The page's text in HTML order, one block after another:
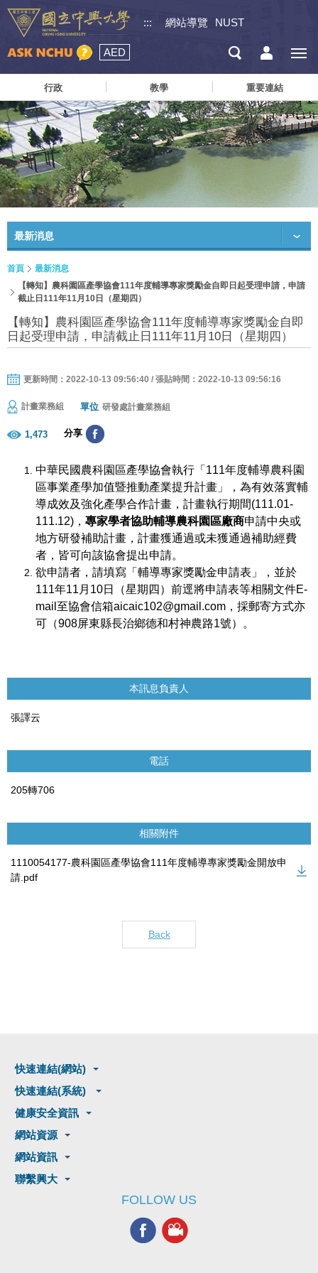
::: 網站導覽 NUST
AED
行政 教學 重要連結
最新消息
首頁
最新消息
【轉知】農科園區產學協會111年度輔導專家獎勵金自即日起受理申請，申請
截止日111年11月10日（星期四）
【轉知】農科園區產學協會111年度輔導專家獎勵金自即
日起受理申請，申請截止日111年11月10日（星期四）
更新時間：2022-10-13 09:56:40 / 張貼時間：2022-10-13 09:56:16
計畫業務組 單位 研發處計畫業務組
1,473 分享
中華民國農科園區產學協會執行「111年度輔導農科園
區事業產學加值暨推動產業提升計畫」，為有效落實輔
導成效及強化產學合作計畫，計畫執行期間(111.01-
111.12)， 專家學者協助輔導農科園區廠商申請中央或
地方研發補助計畫，計畫獲通過或未獲通過補助經費
者，皆可向該協會提出申請。
欲申請者，請填寫「輔導專家獎勵金申請表」，並於
111年11月10日（星期四）前逕將申請表等相關文件E-
mail至協會信箱aicaic102@gmail.com，採郵寄方式亦
可（908屏東縣長治鄉德和村神農路1號）。
本訊息負責人
張譯云
電話
205轉706
相關附件
1110054177-農科園區產學協會111年度輔導專家獎勵金開放申
請.pdf
Back
快速連結(網站)
快速連結(系統)
健康安全資訊
網站資源
網站資訊
聯繫興大
FOLLOW US